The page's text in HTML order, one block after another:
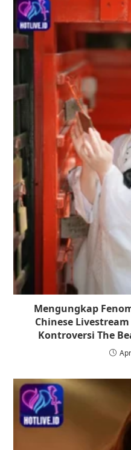
Mengungkap
Chinese
Kontroversi The